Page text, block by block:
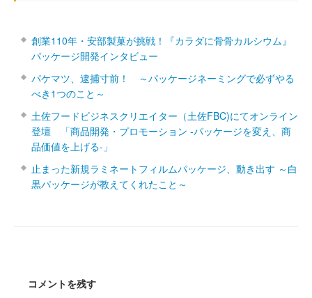
創業110年・安部製菓が挑戦！『カラダに骨骨カルシウム』
パッケージ開発インタビュー
パケマツ、逮捕寸前！ ～パッケージネーミングで必ずやる
べき1つのこと～
土佐フードビジネスクリエイター（土佐FBC)にてオンライン
登壇 「商品開発・プロモーション ‐パッケージを変え、商
品価値を上げる‐」
止まった新規ラミネートフィルムパッケージ、動き出す ～白
黒パッケージが教えてくれたこと～
コメントを残す